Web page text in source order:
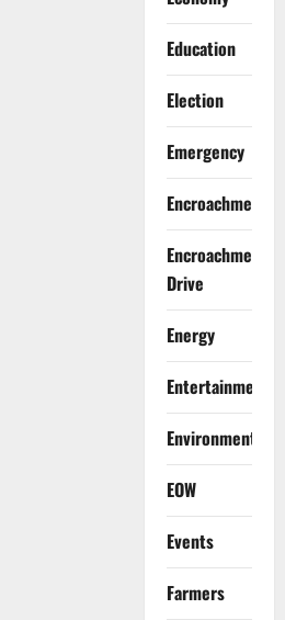
Education
Election
Emergency
Encroachment
Encroachment
Drive
Energy
Entertainment
Environment
EOW
Events
Farmers